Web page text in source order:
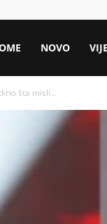
NOVO
šta misli...